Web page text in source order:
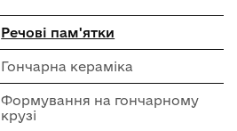
Речові пам'ятки
Гончарна кераміка
Формування на гончарному
крузі